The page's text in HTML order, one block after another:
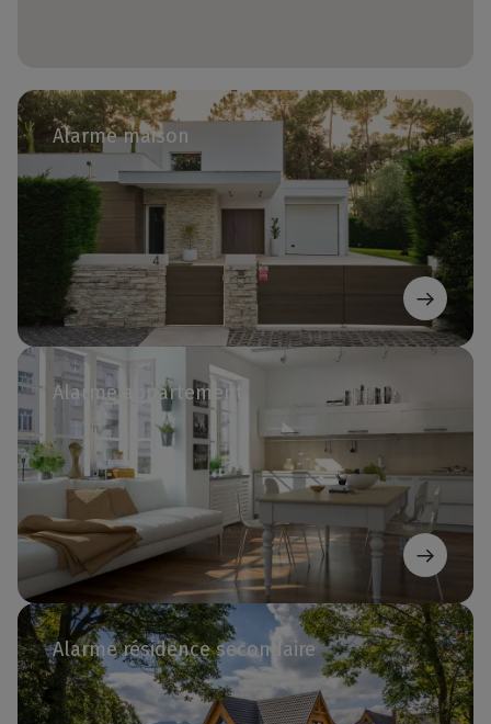
Alarme maison
Alarme appartement
Alarme résidence secondaire